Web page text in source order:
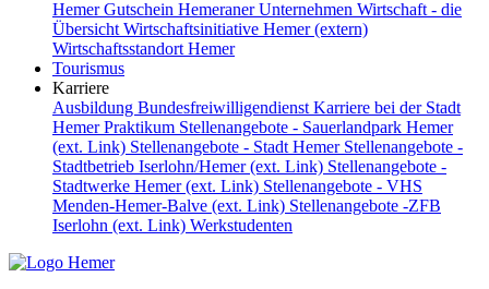
Hemer Gutschein Hemeraner Unternehmen Wirtschaft - die
Übersicht Wirtschaftsinitiative Hemer (extern)
Wirtschaftsstandort Hemer
Tourismus
Karriere
Ausbildung Bundesfreiwilligendienst Karriere bei der Stadt
HemerPraktikum Stellenangebote - Sauerlandpark Hemer
(ext. Link) Stellenangebote - Stadt Hemer Stellenangebote -
Stadtbetrieb Iserlohn/Hemer (ext. Link) Stellenangebote -
Stadtwerke Hemer (ext. Link) Stellenangebote - VHS
Menden-Hemer-Balve (ext. Link) Stellenangebote -ZFB
Iserlohn (ext. Link) Werkstudenten